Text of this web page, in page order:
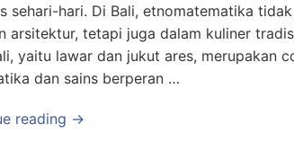
sehari-hari. Di Bali, etnomatematika
arsitektur, tetapi juga dalam kuliner
yaitu lawar dan jukut ares, merupakan
dan sains berperan …
reading →